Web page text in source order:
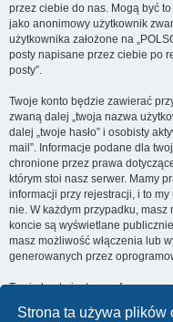
Strona ta używa plików
przez ciebie do nas. Mogą być
jako anonimowy użytkownik
użytkownika założone na
posty napisane przez ciebie po
posty”.
Twoje konto będzie zawierać
zwaną dalej „twoja nazwa
dalej „twoje hasło” i osobisty
mail”. Informacje podane dla
chronione przez prawa
którym stoi nasz serwer. Mamy
informacji przy rejestracji, i to
nie. W każdym przypadku,
koncie są wyświetlane
masz możliwość włączenia lub
generowanych przez
Twoje hasło jest zaszyfrowane,
używać tego samego hasła na
umożliwia dostęp do twojego